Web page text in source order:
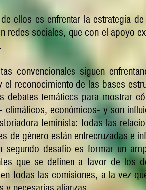
ellos es enfrentar la estrategia
redes sociales, que con el apoyo
convencionales siguen
el reconocimiento de las bases
debates temáticos para mostrar
climáticos, económicos- y son
feminista: todas las
de género están entrecruzadas e
desafío es formar un
que se definen a favor de los
todas las comisiones, a la vez
y necesarias alianzas.